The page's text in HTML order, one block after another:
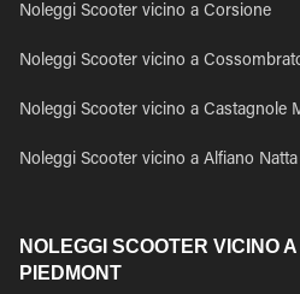
Noleggi Scooter vicino a Corsione
Noleggi Scooter vicino a
Noleggi Scooter vicino a Castagnole
Noleggi Scooter vicino a Alfiano Natta
NOLEGGI SCOOTER VICINO
PIEDMONT